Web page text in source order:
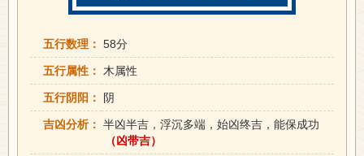
五行数理： 58分
五行属性： 木属性
五行阴阳： 阴
吉凶分析： 半凶半吉，浮沉多端，始凶终吉，能保成功
（凶带吉）